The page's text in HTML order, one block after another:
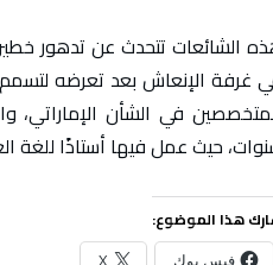
الشائعات تتحدث عن تدهور
غرفة الإنعاش بعد تعرضه
في الشأن الإماراتي،
حيث عمل فيها أستاذًا للغة
هذا الموضوع:
فيس بوك X